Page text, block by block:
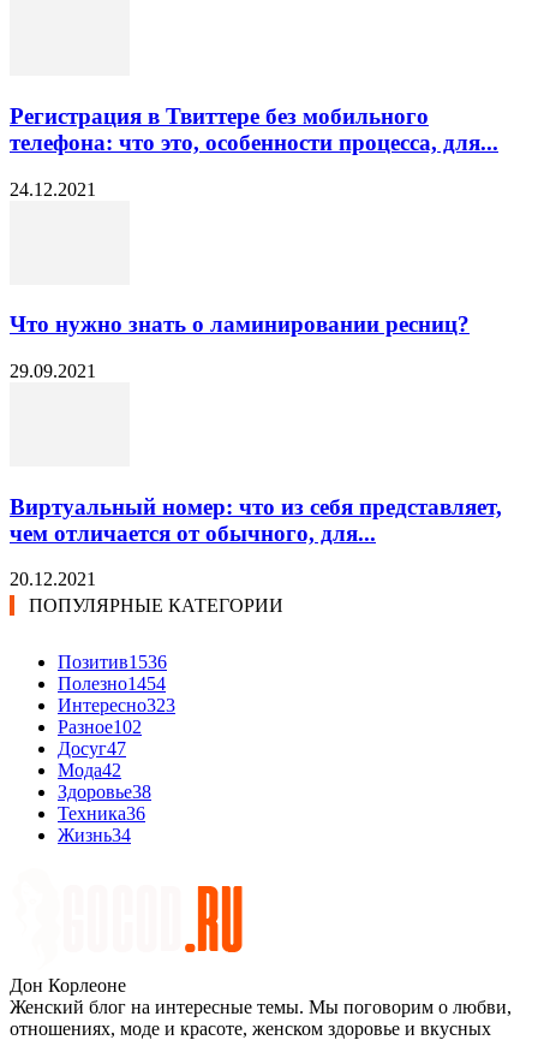
Регистрация в Твиттере без мобильного
телефона: что это, особенности процесса, для...
24.12.2021
Что нужно знать о ламинировании ресниц?
29.09.2021
Виртуальный номер: что из себя представляет,
чем отличается от обычного, для...
20.12.2021
ПОПУЛЯРНЫЕ КАТЕГОРИИ
Позитив1536
Полезно1454
Интересно323
Разное102
Досуг47
Мода42
Здоровье38
Техника36
Жизнь34
Дон Корлеоне
Женский блог на интересные темы. Мы поговорим о любви,
отношениях, моде и красоте, женском здоровье и вкусных